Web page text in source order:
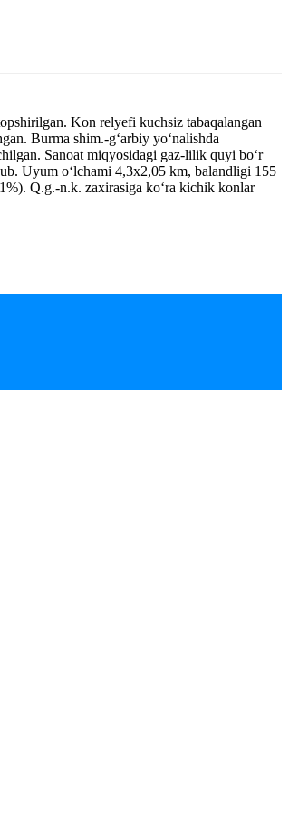
Kon relyefi kuchsiz tabaqalangan
Burma shim.-gʻarbiy yoʻnalishda
Sanoat miqyosidagi gaz-lilik quyi boʻr
Uyum oʻlchami 4,3x2,05 km, balandligi 155
Q.g.-n.k. zaxirasiga koʻra kichik konlar